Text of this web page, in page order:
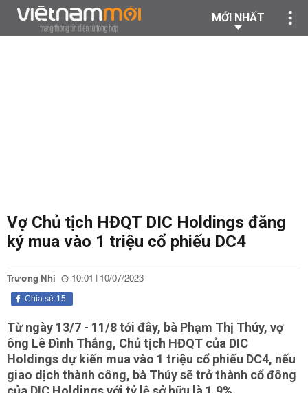
MỚI NHẤT
Vợ Chủ tịch HĐQT DIC Holdings đăng
ký mua vào 1 triệu cổ phiếu DC4
Trương Nhi 10:01 | 10/07/2023
15
Chia sẻ
Từ ngày 13/7 - 11/8 tới đây, bà Phạm Thị Thúy, vợ
ông Lê Đình Thắng, Chủ tịch HĐQT của DIC
Holdings dự kiến mua vào 1 triệu cổ phiếu DC4, nếu
giao dịch thành công, bà Thúy sẽ trở thành cổ đông